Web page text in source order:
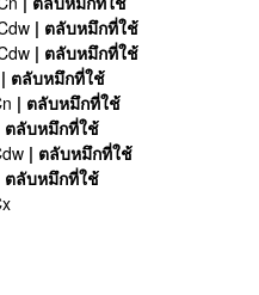
| ตลับหมึกที่ใช้
| ตลับหมึกที่ใช้
| ตลับหมึกที่ใช้
| ตลับหมึกที่ใช้
ตลับหมึกที่ใช้
| ตลับหมึกที่ใช้
ตลับหมึกที่ใช้